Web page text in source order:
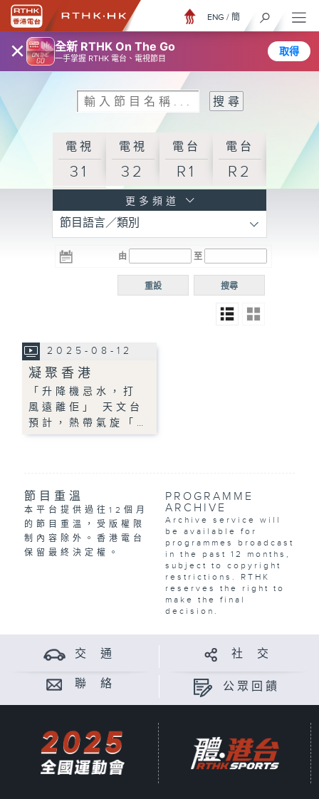
× 全新 RTHK On The Go
一手掌握 RTHK 電台、電視節目
取得
ENG / 簡
電視
31
電視
32
電台
R1
電台
R2
R3
電台 電台
R5
電台
普通
更多頻道
節目語言／類別
由 至
搜尋
重設
2025-08-12
凝聚香港
「升降機忌水，打
風遠離佢」 天文台
預計，熱帶氣旋「…
節目重溫
本平台提供過往12個月
的節目重溫，受版權限
制內容除外。香港電台
保留最終決定權。
PROGRAMME
ARCHIVE
Archive service will
be available for
programmes broadcast
in the past 12 months,
subject to copyright
restrictions. RTHK
reserves the right to
make the final
decision.
交 通 社 交
聯 絡 公眾回饋